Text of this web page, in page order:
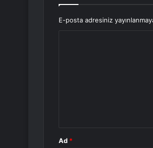
E-posta adresiniz
Ad *